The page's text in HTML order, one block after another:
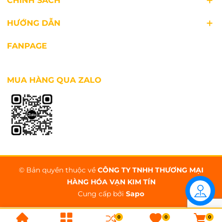
Khóa trẻ em, đảm bảo an toàn
Không dừng lại ở đó, sản phẩm còn được trang
HƯỚNG DẪN
FANPAGE
MUA HÀNG QUA ZALO
© Bản quyền thuộc về CÔNG TY TNHH THƯƠNG MẠI
HÀNG HÓA VẠN KIM TÍN
Cung cấp bởi Sapo
0 0 0
Liên hệ